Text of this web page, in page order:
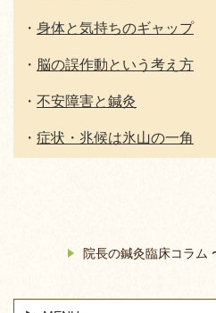
・ 身体と気持ちのギャップ
・ 脳の誤作動という考え方
・ 不安障害と鍼灸
・ 症状・兆候は氷山の一角
院長の鍼灸臨床コラム